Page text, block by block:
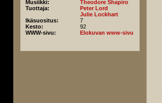
Musiikki:
Theodore Shapiro
Tuottaja:
Peter Lord
Julie Lockhart
Ikäsuositus:
7
Kesto:
92
WWW-sivu:
Elokuvan www-sivu